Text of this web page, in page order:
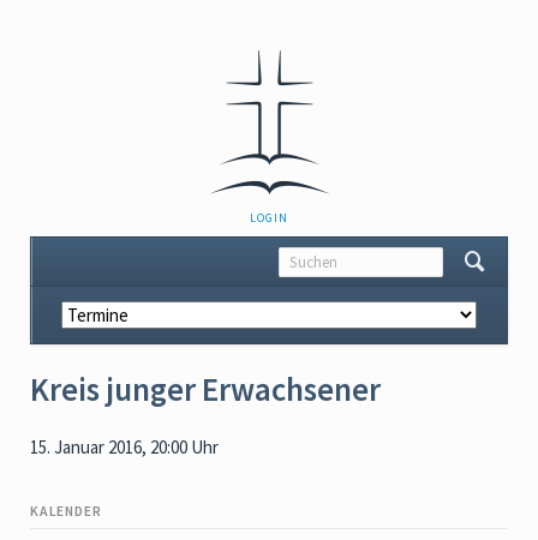
NAVIGATION
ÜBERSPRINGEN
LOGIN
Navigation
überspringen
Kreis junger Erwachsener
15. Januar 2016, 20:00 Uhr
KALENDER